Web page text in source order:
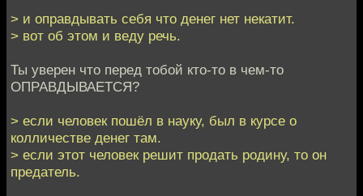
> и оправдывать себя что денег нет некатит.
> вот об этом и веду речь.
Ты уверен что перед тобой кто-то в чем-то
ОПРАВДЫВАЕТСЯ?
> если человек пошёл в науку, был в курсе о
колличестве денег там.
> если этот человек решит продать родину, то он
предатель.